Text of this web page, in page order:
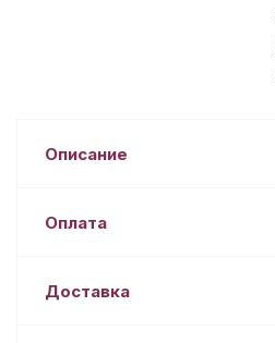
Описание
Оплата
Доставка